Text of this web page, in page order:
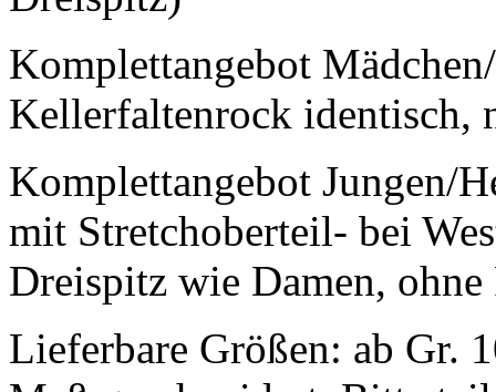
Komplettangebot
Kellerfaltenrock identisch,
Komplettangebot Jungen/
mit Stretchoberteil- bei
Dreispitz wie Damen, ohne
Lieferbare Größen: ab Gr.